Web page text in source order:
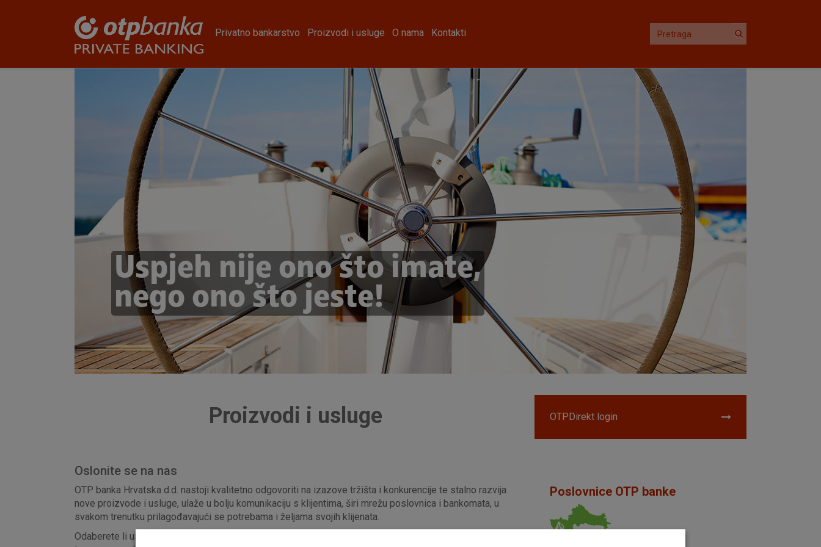
Privatno bankarstvo Proizvodi i usluge O nama Kontakti
Uspjeh nije ono što imate,
nego ono što jeste!
Proizvodi i usluge
Oslonite se na nas
OTP banka Hrvatska d.d. nastoji kvalitetno odgovoriti na izazove tržišta i konkurencije te stalno razvija
nove proizvode i usluge, ulaže u bolju komunikaciju s klijentima, širi mrežu poslovnica i bankomata, u
svakom trenutku prilagođavajući se potrebama i željama svojih klijenata.
Odaberete li uslugu Privatnog bankarstva imate više načina za upravljanje Vašim bogatstvom. Razlog
OTPDirekt login
Poslovnice OTP banke